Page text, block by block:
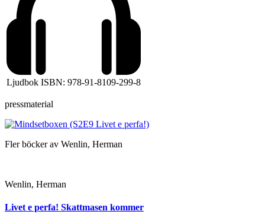
Ljudbok ISBN: 978-91-8109-299-8
pressmaterial
Fler böcker av Wenlin, Herman
Wenlin, Herman
Livet e perfa! Skattmasen kommer